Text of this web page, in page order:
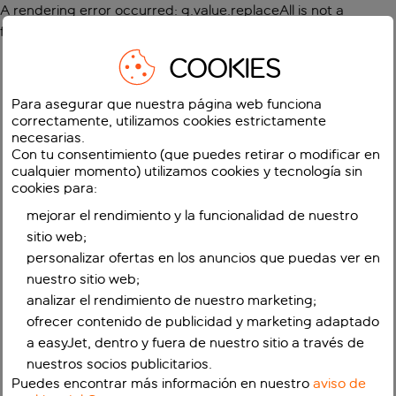
A rendering error occurred: g.value.replaceAll is not a
function
COOKIES
Para asegurar que nuestra página web funciona
correctamente, utilizamos cookies estrictamente
necesarias.
Con tu consentimiento (que puedes retirar o modificar en
cualquier momento) utilizamos cookies y tecnología sin
cookies para:
mejorar el rendimiento y la funcionalidad de nuestro
sitio web;
personalizar ofertas en los anuncios que puedas ver en
nuestro sitio web;
analizar el rendimiento de nuestro marketing;
ofrecer contenido de publicidad y marketing adaptado
a easyJet, dentro y fuera de nuestro sitio a través de
nuestros socios publicitarios.
Puedes encontrar más información en nuestroaviso de